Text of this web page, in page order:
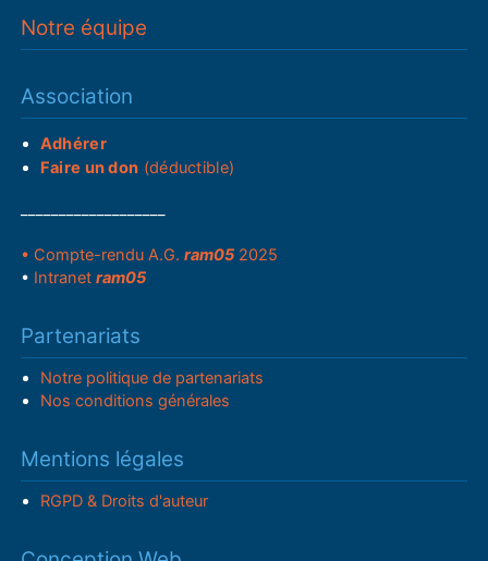
Notre équipe
Association
Adhérer
Faire un don (déductible)
• Compte-rendu A.G.ram05 2025
• Intranetram05
Partenariats
Notre politique de partenariats
Nos conditions générales
Mentions légales
RGPD & Droits d'auteur